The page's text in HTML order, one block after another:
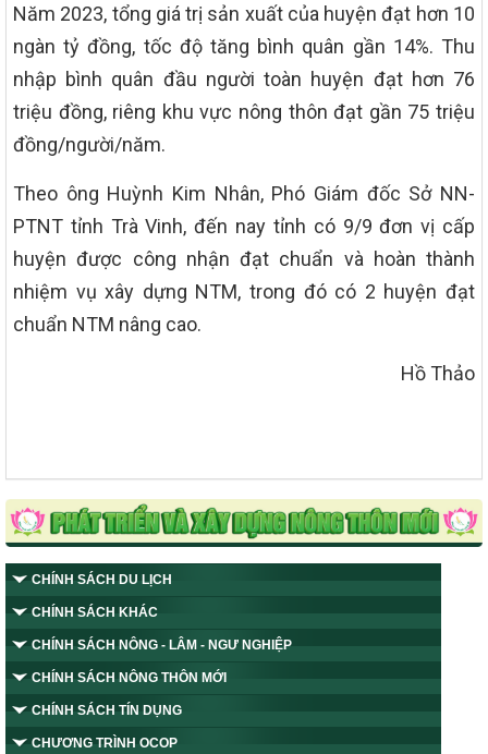
Năm 2023, tổng giá trị sản xuất của huyện đạt hơn 10
ngàn tỷ đồng, tốc độ tăng bình quân gần 14%. Thu
nhập bình quân đầu người toàn huyện đạt hơn 76
triệu đồng, riêng khu vực nông thôn đạt gần 75 triệu
đồng/người/năm.
Theo ông Huỳnh Kim Nhân, Phó Giám đốc Sở NN-
PTNT tỉnh Trà Vinh, đến nay tỉnh có 9/9 đơn vị cấp
huyện được công nhận đạt chuẩn và hoàn thành
nhiệm vụ xây dựng NTM, trong đó có 2 huyện đạt
chuẩn NTM nâng cao.
Hồ Thảo
CHÍNH SÁCH DU LỊCH
CHÍNH SÁCH KHÁC
CHÍNH SÁCH NÔNG - LÂM - NGƯ NGHIỆP
CHÍNH SÁCH NÔNG THÔN MỚI
CHÍNH SÁCH TÍN DỤNG
CHƯƠNG TRÌNH OCOP